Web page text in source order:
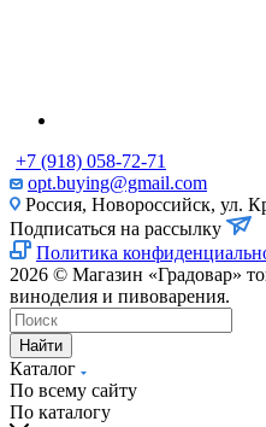
+7 (918) 058-72-71
opt.buying@gmail.com
Россия, Новороссийск, ул.
Подписаться на рассылку
Политика
2026 © Магазин «Градовар»
виноделия и пивоварения.
Найти
Каталог
По всему сайту
По каталогу